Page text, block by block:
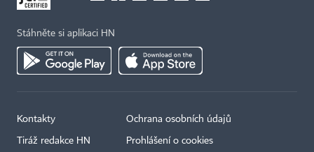
Stáhněte si aplikaci HN
Kontakty
Tiráž redakce HN
Ochrana osobních údajů
Prohlášení o cookies